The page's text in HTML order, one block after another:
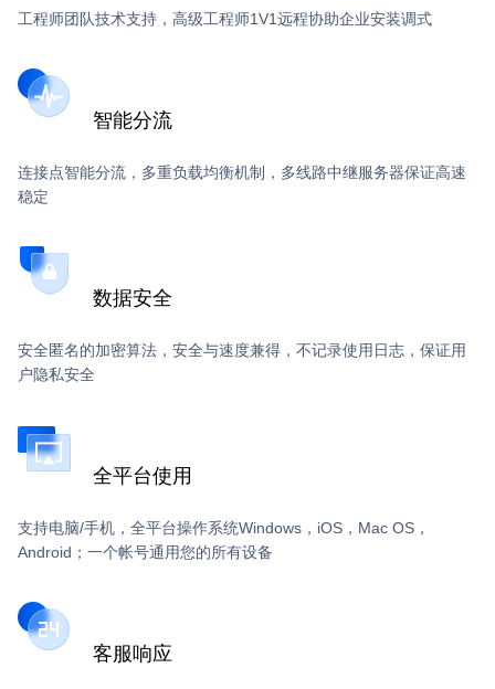
工程师团队技术支持，高级工程师1V1远程协助企业安装调式
智能分流
连接点智能分流，多重负载均衡机制，多线路中继服务器保证高速
稳定
数据安全
安全匿名的加密算法，安全与速度兼得，不记录使用日志，保证用
户隐私安全
全平台使用
支持电脑/手机，全平台操作系统Windows，iOS，Mac OS，
Android；一个帐号通用您的所有设备
客服响应